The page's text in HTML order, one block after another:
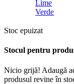
Verde
Stoc epuizat
Stocul pentru
Nicio grijă! Adaugă
produsul revine în